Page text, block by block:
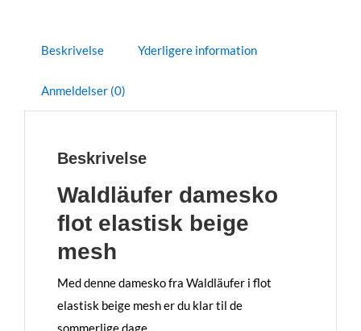
Beskrivelse Yderligere information
Anmeldelser (0)
Beskrivelse
Waldläufer damesko
flot elastisk beige
mesh
Med denne damesko fra Waldläufer i flot
elastisk beige mesh er du klar til de
sommerlige dage.